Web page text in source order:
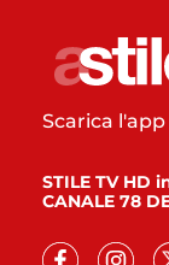
Scarica l'app
STILE TV HD
CANALE 78